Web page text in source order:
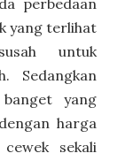
perbedaan
yang terlihat
untuk
Sedangkan
yang
harga
sekali